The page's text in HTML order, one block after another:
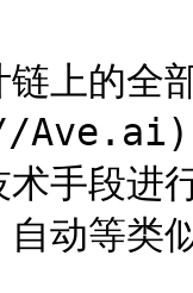
上的全
的
手段进
动等类